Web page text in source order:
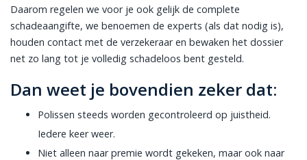
Daarom regelen we voor je ook gelijk de complete
schadeaangifte, we benoemen de experts (als dat nodig is),
houden contact met de verzekeraar en bewaken het dossier
net zo lang tot je volledig schadeloos bent gesteld.
Dan weet je bovendien zeker dat:
Polissen steeds worden gecontroleerd op juistheid.
Iedere keer weer.
Niet alleen naar premie wordt gekeken, maar ook naar